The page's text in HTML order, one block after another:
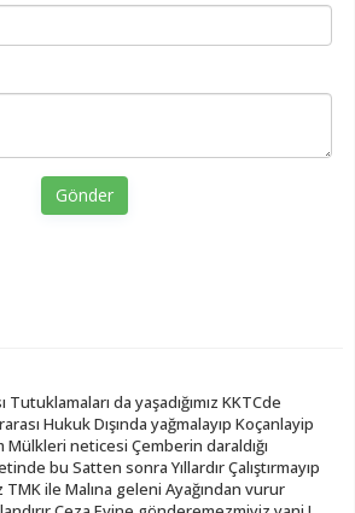
Gönder
Tutuklamaları da yaşadığımız KKTCde
Hukuk Dışında yağmalayıp Koçanlayip
Mülkleri neticesi Çemberin daraldığı
bu Satten sonra Yıllardır Çalıştırmayıp
TMK ile Malına geleni Ayağından vurur